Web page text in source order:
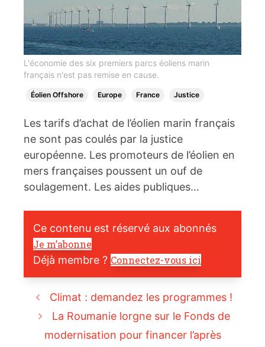
L'économie des six premiers parcs éoliens marin
français n'est pas remise en cause.
Éolien Offshore Europe France Justice
Les tarifs d’achat de l’éolien marin français
ne sont pas coulés par la justice
européenne. Les promoteurs de l’éolien en
mers françaises poussent un ouf de
soulagement. Les aides publiques…
Ce contenu est réservé aux abonnés
Je m’abonne
Déjà membre ? Connectez-vous ici
Climat : demandez les programmes !
La Roumanie lorgne sur le Fonds de
modernisation pour financer l’après